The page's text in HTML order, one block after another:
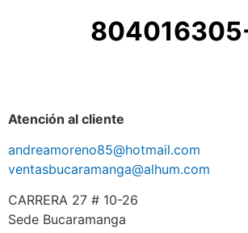
Atención al cliente
andreamoreno85@hotmail.com
ventasbucaramanga@alhum.com
CARRERA 27 # 10-26
Sede Bucaramanga